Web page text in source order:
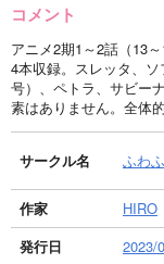
コメント
アニメ2期1～2話（13
4本収録。スレッタ、
号）、ペトラ、サビー
素はありません。全体
サークル名 ふわ
作家
HIRO
発行日
2023/